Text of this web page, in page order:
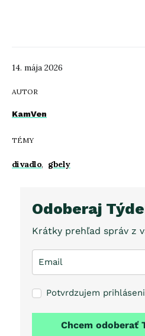
14. mája 2026
AUTOR
KamVen
TÉMY
divadlo, gbely
Odoberaj
Krátky prehľad správ z
Potvrdzujem
Chcem odoberať